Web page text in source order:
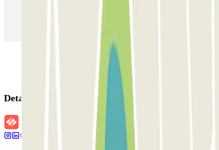
Parking en Aeropuerto Madrid Barajas
Parking en Sants - Estación de Barcelona
Detalles de la reserva